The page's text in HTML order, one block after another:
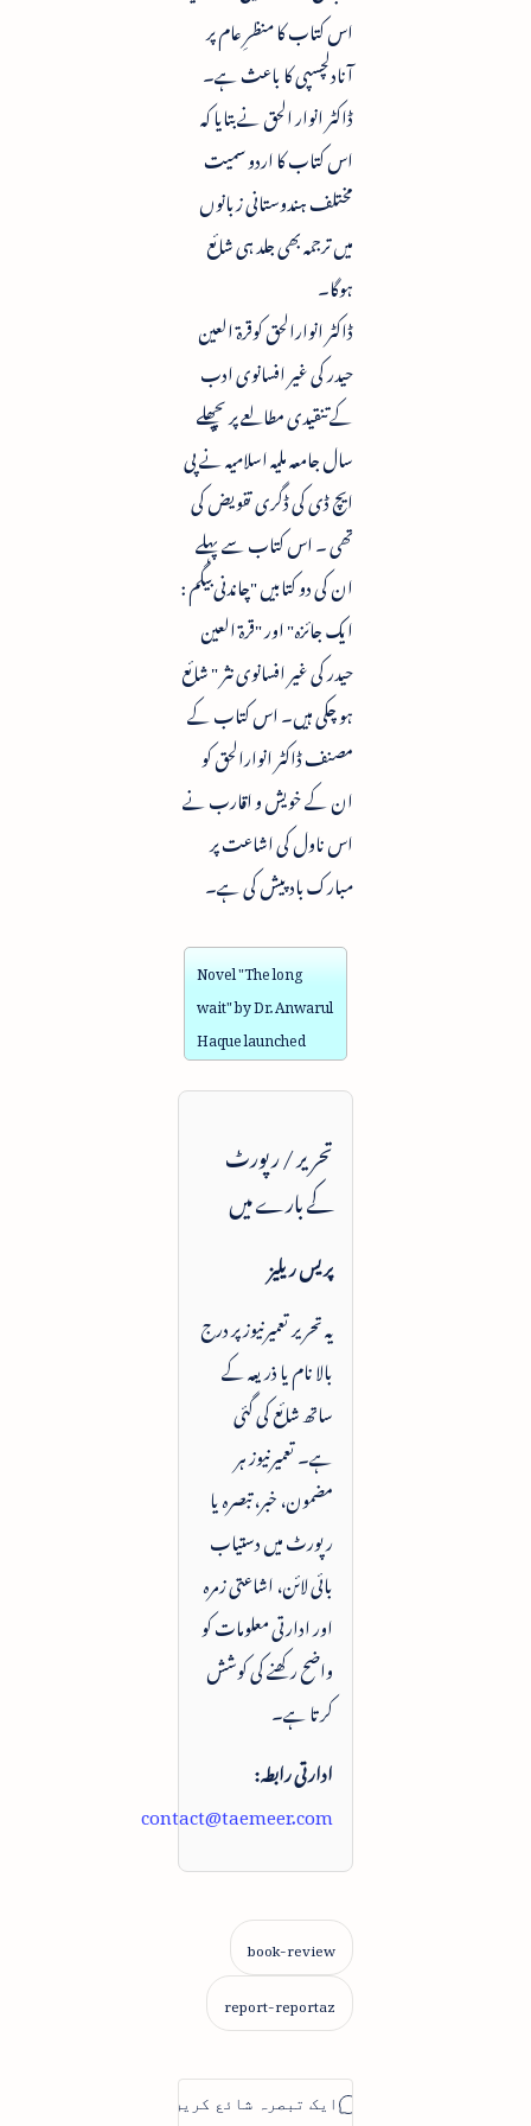
اس کتاب کا منظرِ عام پر
آنادلچسپی کا باعث ہے۔
ڈاکٹر انوار الحق نے بتایا کہ
اس کتاب کا اردو سمیت
مختلف ہندوستانی زبانوں
میں ترجمہ بھی جلد ہی شائع
ہوگا۔
ڈاکٹر انوارالحق کوقرۃ العین
حیدر کی غیر افسانوی ادب
کے تنقیدی مطالعے پر پچھلے
سال جامعہ ملیہ اسلامیہ نے پی
ایچ ڈی کی ڈگری تفویض کی
تھی ۔ اس کتاب سے پہلے
ان کی دو کتابیں "چاندنی بیگم :
ایک جائزہ" اور "قرۃ العین
حیدر کی غیر افسانوی نثر " شائع
ہو چکی ہیں۔ اس کتاب کے
مصنف ڈاکٹر انوارالحق کو
ان کے خویش و اقارب نے
اس ناول کی اشاعت پر
مبارک باد پیش کی ہے۔
Novel "The long
wait" by Dr. Anwarul
Haque launched
تحریر / رپورٹ
کے بارے میں
پریس ریلیز
یہ تحریر تعمیرنیوز پر درج
بالا نام یا ذریعہ کے
ساتھ شائع کی گئی
ہے۔ تعمیرنیوز ہر
مضمون، خبر، تبصرہ یا
رپورٹ میں دستیاب
بائی لائن، اشاعتی زمرہ
اور ادارتی معلومات کو
واضح رکھنے کی کوشش
کرتا ہے۔
ادارتی رابطہ:
contact@taemeer.com